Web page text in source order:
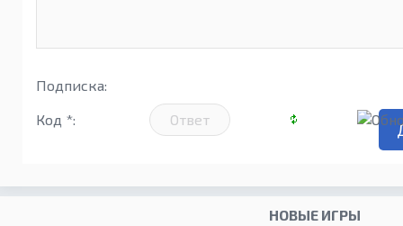
Подписка:
Код *:
НОВЫЕ ИГРЫ